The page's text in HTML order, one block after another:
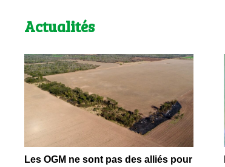
Actualités
Les OGM ne sont pas des alliés pour